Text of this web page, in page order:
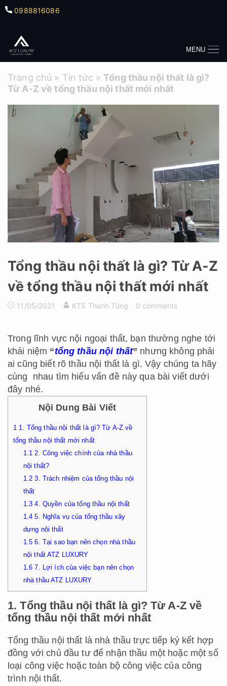
0988816086
MENU
Trang chủ » Tin tức » Tổng thầu nội thất là gì?
Từ A-Z về tổng thầu nội thất mới nhất
Tổng thầu nội thất là gì? Từ A-Z
về tổng thầu nội thất mới nhất
11/05/2021 KTS Thanh Tùng 0 comments
Trong lĩnh vực nội ngoại thất, bạn thường nghe tới
khái niệm “tổng thầu nội thất” nhưng không phải
ai cũng biết rõ thầu nội thất là gì. Vậy chúng ta hãy
cùng nhau tìm hiểu vấn đề này qua bài viết dưới
đây nhé.
Nội Dung Bài Viết
1 1. Tổng thầu nội thất là gì? Từ A-Z về
tổng thầu nội thất mới nhất
1.1 2. Công việc chính của nhà thầu
nội thất?
1.2 3. Trách nhiệm của tổng thầu nội
thất
1.3 4. Quyền của tổng thầu nội thất
1.4 5. Nghĩa vụ của tổng thầu xây
dựng nội thất
1.5 6. Tại sao bạn nên chọn nhà thầu
nội thất ATZ LUXURY
1.6 7. Lợi ích của việc bạn nên chọn
nhà thầu ATZ LUXURY
1. Tổng thầu nội thất là gì? Từ A-Z về
tổng thầu nội thất mới nhất
Tổng thầu nội thất là nhà thầu trực tiếp ký kết hợp
đồng với chủ đầu tư để nhận thầu một hoặc một số
loại công việc hoặc toàn bộ công việc của công
trình nội thất.